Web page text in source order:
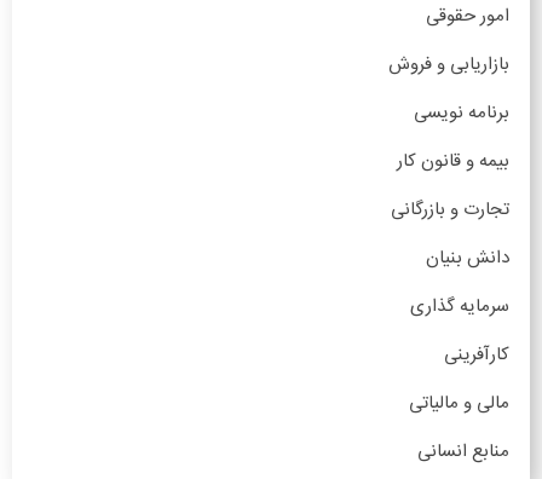
امور حقوقی
بازاریابی و فروش
برنامه نویسی
بیمه و قانون کار
تجارت و بازرگانی
دانش بنیان
سرمایه گذاری
کارآفرینی
مالی و مالیاتی
منابع انسانی